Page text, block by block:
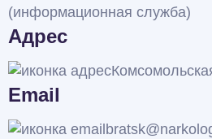
(информационная служба)
Адрес
Email